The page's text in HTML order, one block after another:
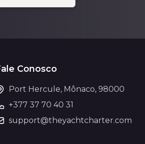
Conosco
Port Hercule, Mônaco, 98000
+377 37 70 40 31
support@theyachtcharter.com